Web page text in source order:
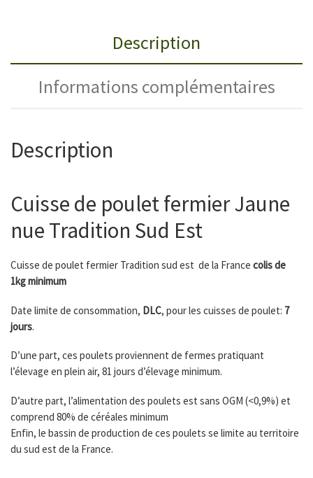
Description
Informations complémentaires
Description
Cuisse de poulet fermier Jaune
nue Tradition Sud Est
Cuisse de poulet fermier Tradition sud est de la France colis de
1kg minimum
Date limite de consommation, DLC, pour les cuisses de poulet: 7
jours.
D’une part, ces poulets proviennent de fermes pratiquant
l’élevage en plein air, 81 jours d’élevage minimum.
D’autre part, l’alimentation des poulets est sans OGM (<0,9%) et
comprend 80% de céréales minimum
Enfin, le bassin de production de ces poulets se limite au territoire
du sud est de la France.